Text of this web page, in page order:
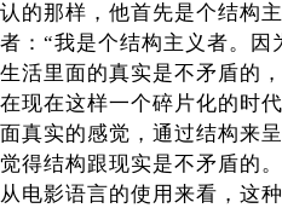
认的那样，他首先是个结构
者：“我是个结构主义者。
生活里面的真实是不矛盾的
在现在这样一个碎片化的时
面真实的感觉，通过结构来
觉得结构跟现实是不矛盾的
从电影语言的使用来看，这